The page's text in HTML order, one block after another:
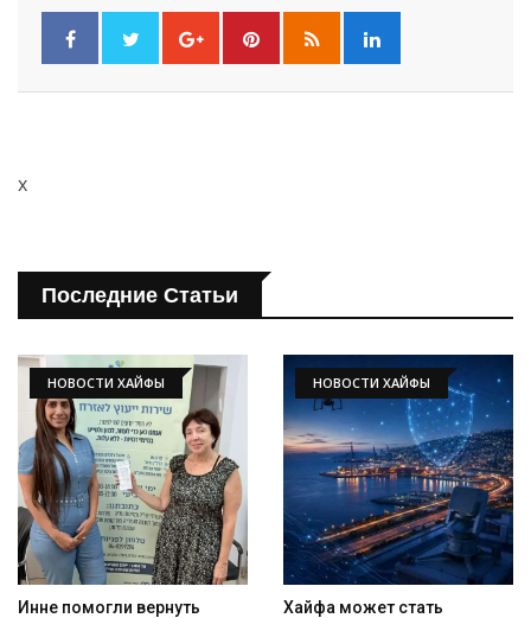
x
Последние Статьи
НОВОСТИ ХАЙФЫ
Инне помогли вернуть
НОВОСТИ ХАЙФЫ
Хайфа может стать